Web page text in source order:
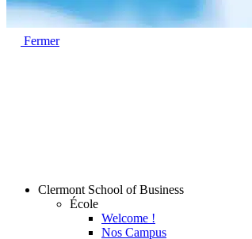
Fermer
Clermont School of Business
École
Welcome !
Nos Campus